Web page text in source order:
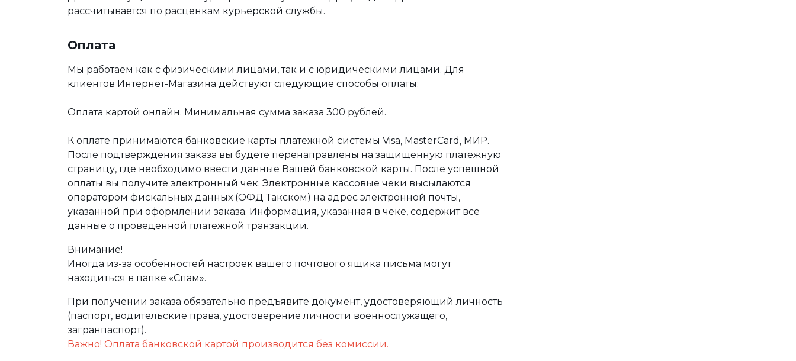
рассчитывается по расценкам курьерской службы.
Оплата
Мы работаем как с физическими лицами, так и с юридическими лицами. Для
клиентов Интернет-Магазина действуют следующие способы оплаты:
Оплата картой онлайн. Минимальная сумма заказа 300 рублей.
К оплате принимаются банковские карты платежной системы Visa, MasterCard, МИР.
После подтверждения заказа вы будете перенаправлены на защищенную платежную
страницу, где необходимо ввести данные Вашей банковской карты. После успешной
оплаты вы получите электронный чек. Электронные кассовые чеки высылаются
оператором фискальных данных (ОФД Такском) на адрес электронной почты,
указанной при оформлении заказа. Информация, указанная в чеке, содержит все
данные о проведенной платежной транзакции.
Внимание!
Иногда из-за особенностей настроек вашего почтового ящика письма могут
находиться в папке «Спам».
При получении заказа обязательно предъявите документ, удостоверяющий личность
(паспорт, водительские права, удостоверение личности военнослужащего,
загранпаспорт).
Важно! Оплата банковской картой производится без комиссии.